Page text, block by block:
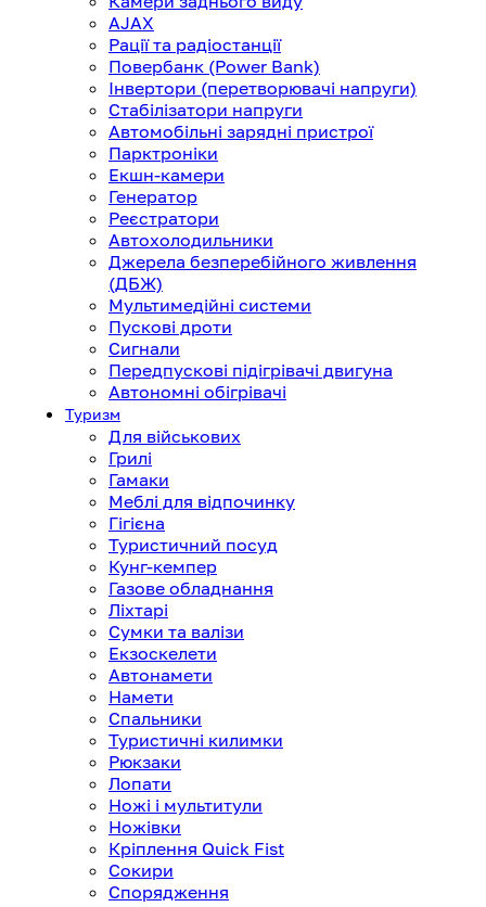
AJAX
Рації та радіостанції
Повербанк (Power Bank)
Інвертори (перетворювачі напруги)
Стабілізатори напруги
Автомобільні зарядні пристрої
Парктроніки
Екшн-камери
Генератор
Реєстратори
Автохолодильники
Джерела безперебійного живлення
(ДБЖ)
Мультимедійні системи
Пускові дроти
Сигнали
Передпускові підігрівачі двигуна
Автономні обігрівачі
Туризм
Для військових
Грилі
Гамаки
Меблі для відпочинку
Гігієна
Туристичний посуд
Кунг-кемпер
Газове обладнання
Ліхтарі
Сумки та валізи
Екзоскелети
Автонамети
Намети
Спальники
Туристичні килимки
Рюкзаки
Лопати
Ножі і мультитули
Ножівки
Кріплення Quick Fist
Сокири
Спорядження